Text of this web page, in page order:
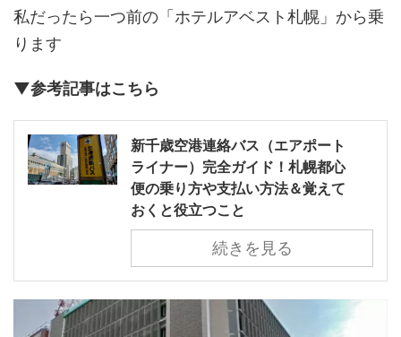
私だったら一つ前の「ホテルアベスト札幌」から乗
ります
▼参考記事はこちら
新千歳空港連絡バス（エアポート
ライナー）完全ガイド！札幌都心
便の乗り方や支払い方法＆覚えて
おくと役立つこと
続きを見る